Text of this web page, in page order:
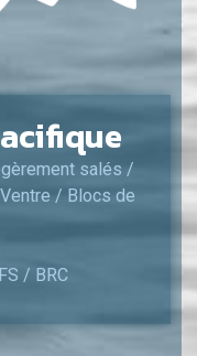
salés /
/ Blocs de
/ BRC